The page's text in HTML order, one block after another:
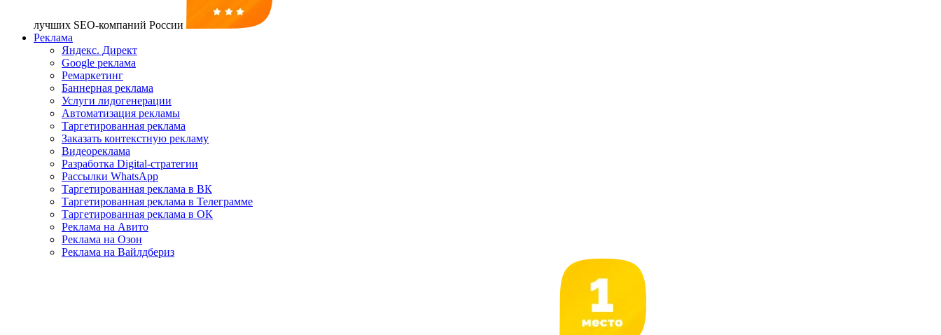
лучших SEO-компаний России
Реклама
Яндекс. Директ
Google реклама
Ремаркетинг
Баннерная реклама
Услуги лидогенерации
Автоматизация рекламы
Таргетированная реклама
Заказать контекстную рекламу
Видеореклама
Разработка Digital-стратегии
Рассылки WhatsApp
Таргетированная реклама в ВК
Таргетированная реклама в Телеграмме
Таргетированная реклама в ОК
Реклама на Авито
Реклама на Озон
Реклама на Вайлдбериз